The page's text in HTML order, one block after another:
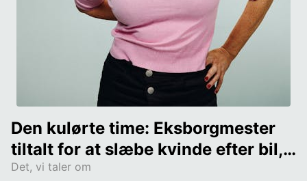
Det, vi taler om
Den kulørte time: Eksborgmester
tiltalt for at slæbe kvinde efter bil,
Glenn Bech har fået en kæreste, og